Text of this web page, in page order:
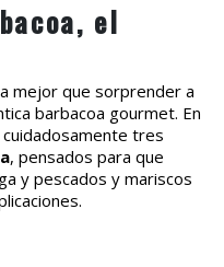
el
mejor que sorprender a
barbacoa gourmet. En
tres
, pensados para que
y pescados y mariscos